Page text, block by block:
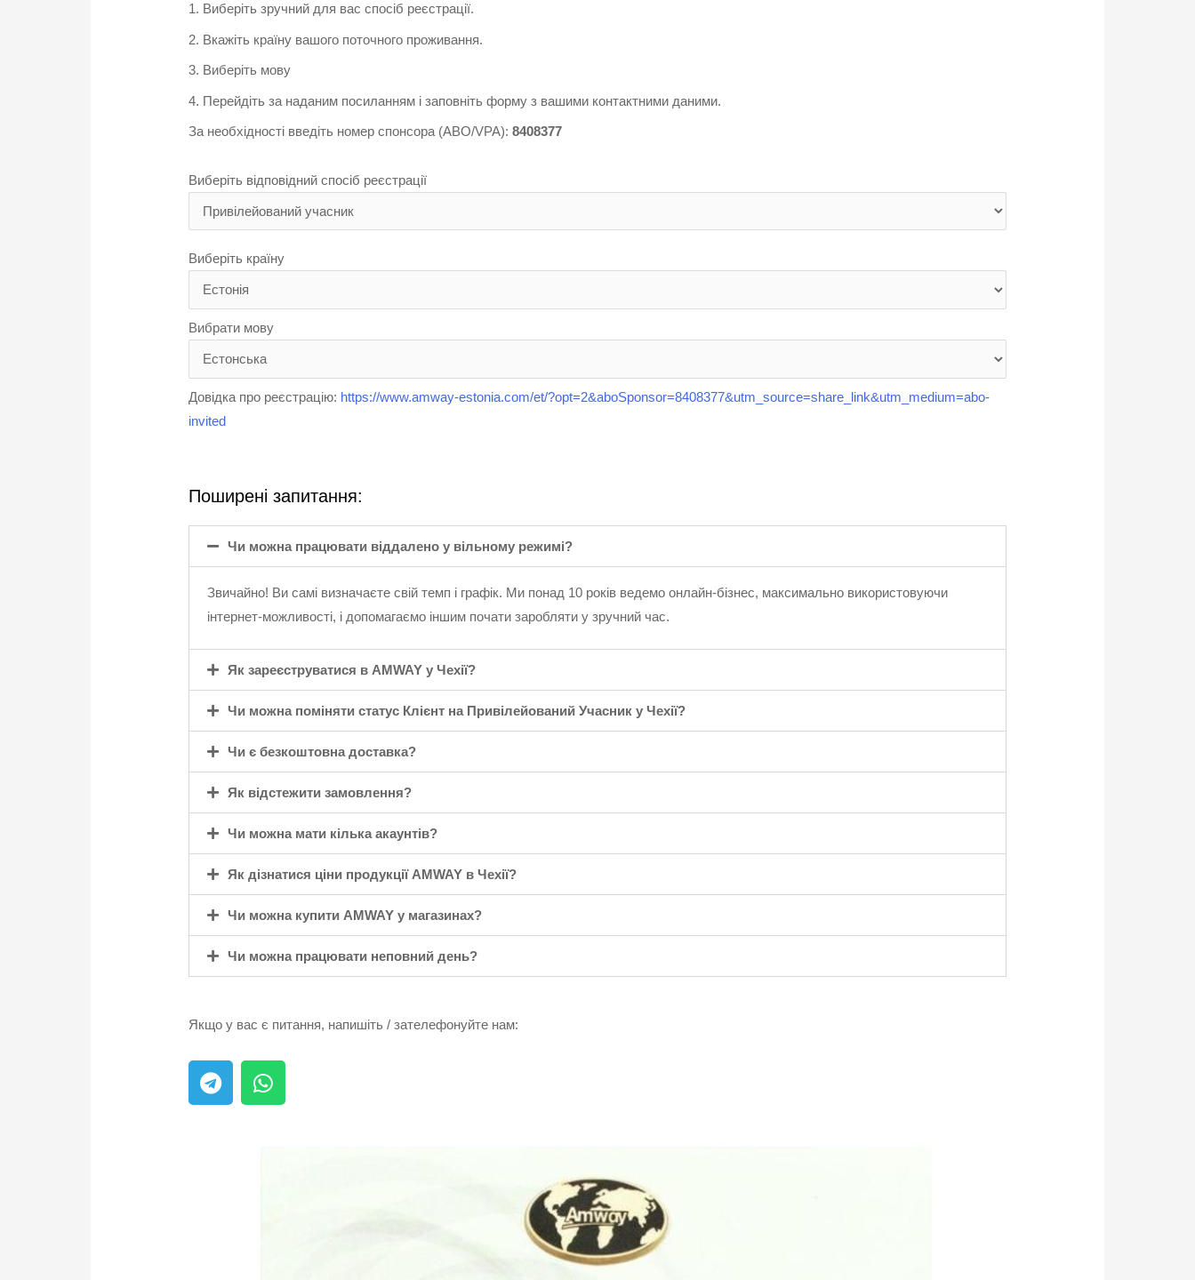
1. Виберіть зручний для вас спосіб реєстрації.
2. Вкажіть країну вашого поточного проживання.
3. Виберіть мову
4. Перейдіть за наданим посиланням і заповніть форму з вашими контактними даними.
За необхідності введіть номер спонсора (ABO/VPA): 8408377
Виберіть відповідний спосіб реєстрації
Виберіть країну
Вибрати мову
Довідка про реєстрацію: https://www.amway-estonia.com/et/?opt=2&aboSponsor=8408377&utm_source=share_link&utm_medium=abo-
invited
Поширені запитання:
Чи можна працювати віддалено у вільному режимі?
Звичайно! Ви самі визначаєте свій темп і графік. Ми понад 10 років ведемо онлайн-бізнес, максимально використовуючи
інтернет-можливості, і допомагаємо іншим почати заробляти у зручний час.
Як зареєструватися в AMWAY у Чехії?
Чи можна поміняти статус Клієнт на Привілейований Учасник у Чехії?
Чи є безкоштовна доставка?
Як відстежити замовлення?
Чи можна мати кілька акаунтів?
Як дізнатися ціни продукції AMWAY в Чехії?
Чи можна купити AMWAY у магазинах?
Чи можна працювати неповний день?
Якщо у вас є питання, напишіть / зателефонуйте нам: